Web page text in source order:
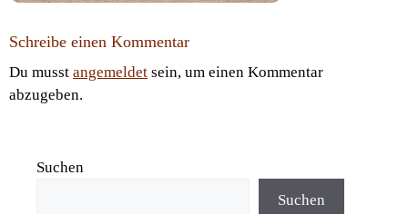
Schreibe einen Kommentar
Du musst angemeldet sein, um einen Kommentar
abzugeben.
Suchen
Suchen